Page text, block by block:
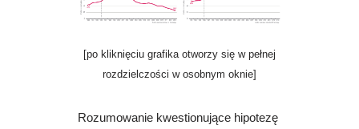
[po kliknięciu grafika otworzy się w pełnej
rozdzielczości w osobnym oknie]
Rozumowanie kwestionujące hipotezę